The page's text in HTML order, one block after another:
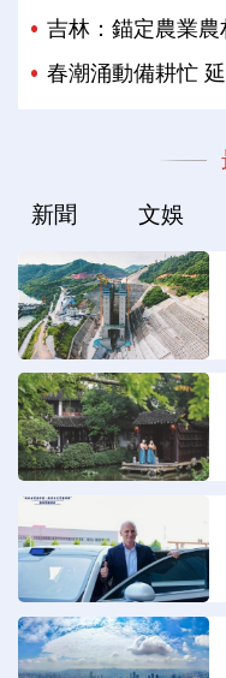
吉林：錨定農業
春潮涌動備耕忙
新聞 文娛